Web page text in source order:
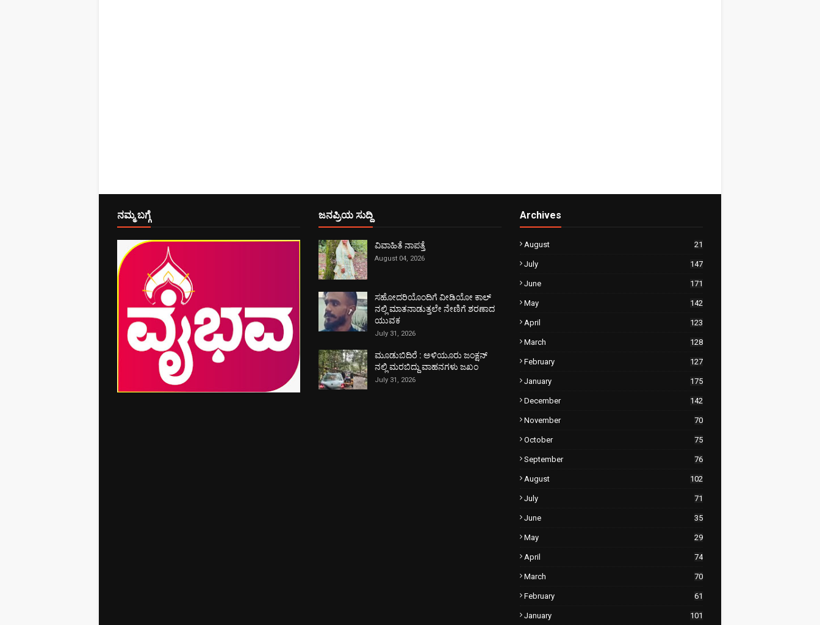
ನಮ್ಮ ಬಗ್ಗೆ ಜನಪ್ರಿಯ ಸುದ್ದಿ
ವಿವಾಹಿತೆ ನಾಪತ್ತೆ
August 04, 2026
ಸಹೋದರಿಯೊಂದಿಗೆ ವೀಡಿಯೋ ಕಾಲ್
ನಲ್ಲಿ ಮಾತನಾಡುತ್ತಲೇ ನೇಣಿಗೆ ಶರಣಾದ
ಯುವಕ
July 31, 2026
ಮೂಡುಬಿದಿರೆ : ಅಳಿಯೂರು ಜಂಕ್ಷನ್
ನಲ್ಲಿ ಮರಬಿದ್ದು ವಾಹನಗಳು ಜಖಂ
July 31, 2026
Archives
August 21
July 147
June 171
May 142
April 123
March 128
February 127
January 175
December 142
November 70
October 75
September 76
August 102
July 71
June 35
May 29
April 74
March 70
February 61
January 101